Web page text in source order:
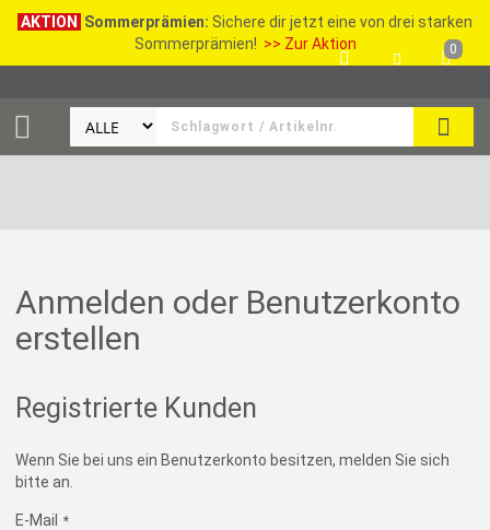
AKTION Sommerprämien: Sichere dir jetzt eine von drei starken
Sommerprämien! >> Zur Aktion 0
Anmelden oder Benutzerkonto
erstellen
Registrierte Kunden
Wenn Sie bei uns ein Benutzerkonto besitzen, melden Sie sich
bitte an.
E-Mail